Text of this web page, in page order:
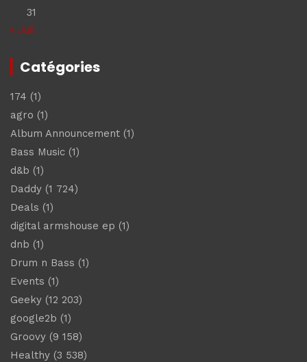
31
« Juil
Catégories
174 (1)
agro (1)
Album Announcement (1)
Bass Music (1)
d&b (1)
Daddy (1 724)
Deals (1)
digital armshouse ep (1)
dnb (1)
Drum n Bass (1)
Events (1)
Geeky (12 203)
google2b (1)
Groovy (9 158)
Healthy (3 538)